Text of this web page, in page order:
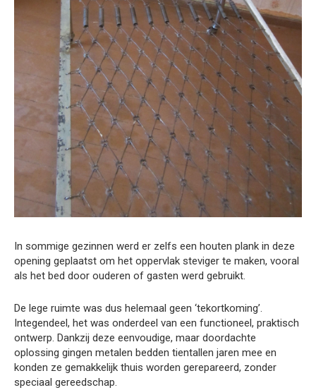
In sommige gezinnen werd er zelfs een houten plank in deze
opening geplaatst om het oppervlak steviger te maken, vooral
als het bed door ouderen of gasten werd gebruikt.
De lege ruimte was dus helemaal geen ‘tekortkoming’.
Integendeel, het was onderdeel van een functioneel, praktisch
ontwerp. Dankzij deze eenvoudige, maar doordachte
oplossing gingen metalen bedden tientallen jaren mee en
konden ze gemakkelijk thuis worden gerepareerd, zonder
speciaal gereedschap.